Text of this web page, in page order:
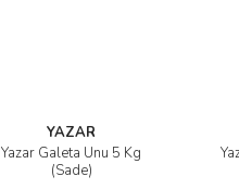
YAZAR
Yazar Galeta Unu 5 Kg
(Sade)
İncele